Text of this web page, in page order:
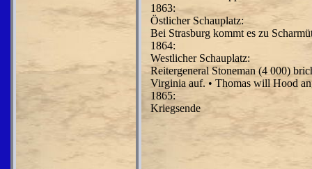
1863:
Östlicher Schauplatz:
Bei Strasburg kommt es zu
1864:
Westlicher Schauplatz:
Reitergeneral Stoneman (4 000)
Virginia auf. • Thomas will Hood
1865:
Kriegsende